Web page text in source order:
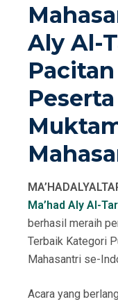
O
N
Aly Al-
Ma’had Aly Al-
berhasil meraih
Terbaik Kategori
Mahasantri se-
Acara yang